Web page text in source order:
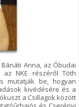
Anna, az Óbudai
az NKE részéről Tóth
mutatják be, hogyan
kivédésére és a
a Csillagok között